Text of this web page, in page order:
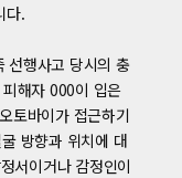
다.
선행사고 당시의 충
해자 000이 입은
토바이가 접근하기
방향과 위치에 대
서이거나 감정인이